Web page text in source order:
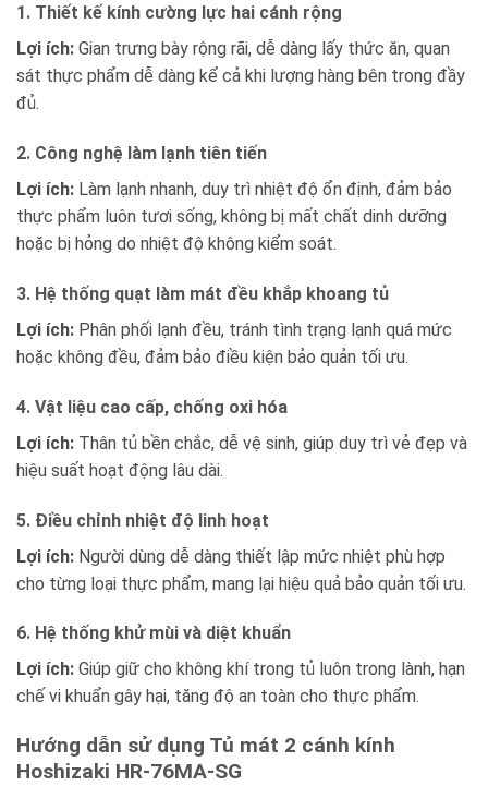
1. Thiết kế kính cường lực hai cánh rộng
Lợi ích: Gian trưng bày rộng rãi, dễ dàng lấy thức ăn, quan
sát thực phẩm dễ dàng kể cả khi lượng hàng bên trong đầy
đủ.
2. Công nghệ làm lạnh tiên tiến
Lợi ích: Làm lạnh nhanh, duy trì nhiệt độ ổn định, đảm bảo
thực phẩm luôn tươi sống, không bị mất chất dinh dưỡng
hoặc bị hỏng do nhiệt độ không kiểm soát.
3. Hệ thống quạt làm mát đều khắp khoang tủ
Lợi ích: Phân phối lạnh đều, tránh tình trạng lạnh quá mức
hoặc không đều, đảm bảo điều kiện bảo quản tối ưu.
4. Vật liệu cao cấp, chống oxi hóa
Lợi ích: Thân tủ bền chắc, dễ vệ sinh, giúp duy trì vẻ đẹp và
hiệu suất hoạt động lâu dài.
5. Điều chỉnh nhiệt độ linh hoạt
Lợi ích: Người dùng dễ dàng thiết lập mức nhiệt phù hợp
cho từng loại thực phẩm, mang lại hiệu quả bảo quản tối ưu.
6. Hệ thống khử mùi và diệt khuẩn
Lợi ích: Giúp giữ cho không khí trong tủ luôn trong lành, hạn
chế vi khuẩn gây hại, tăng độ an toàn cho thực phẩm.
Hướng dẫn sử dụng Tủ mát 2 cánh kính
Hoshizaki HR-76MA-SG